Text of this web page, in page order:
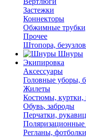
Застежки
Коннекторы
Обжимные
Прочее
Штопора,
Шнуры
Экипировка
Аксессуары
Головные уборы,
Жилеты
Костюмы,
Обувь, заброды
Перчатки,
Поляризационные
Регланы,